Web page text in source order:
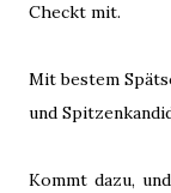
Checkt mit.
Mit bestem
und
Kommt dazu,